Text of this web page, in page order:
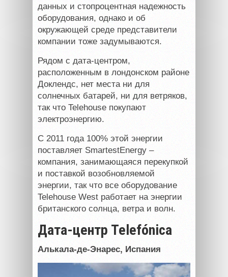
данных и стопроцентная надежность
оборудования, однако и об
окружающей среде представители
компании тоже задумываются.
Рядом с дата-центром,
расположенным в лондонском районе
Доклендс, нет места ни для
солнечных батарей, ни для ветряков,
так что Telehouse покупают
электроэнергию.
С 2011 года 100% этой энергии
поставляет SmartestEnergy –
компания, занимающаяся перекупкой
и поставкой возобновляемой
энергии, так что все оборудование
Telehouse West работает на энергии
британского солнца, ветра и волн.
Дата-центр Telefónica
Алькала-де-Энарес, Испания